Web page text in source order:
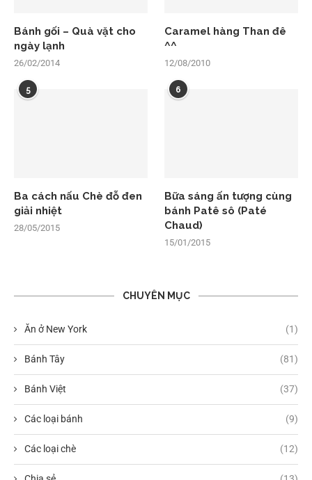
Bánh gối – Quà vặt cho
ngày lạnh
26/02/2014
Caramel hàng Than đê
^^
12/08/2010
5
Ba cách nấu Chè đỗ đen
giải nhiệt
28/05/2015
6
Bữa sáng ấn tượng cùng
bánh Patê sô (Paté
Chaud)
15/01/2015
CHUYÊN MỤC
Ăn ở New York (1)
Bánh Tây (81)
Bánh Việt (37)
Các loại bánh (9)
Các loại chè (12)